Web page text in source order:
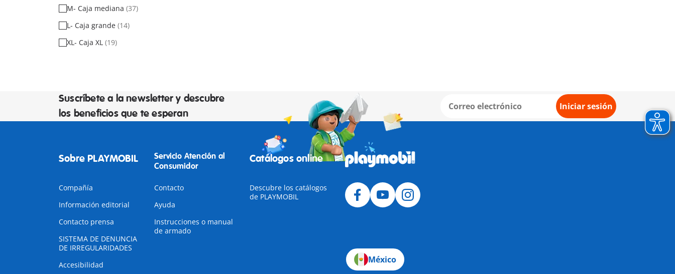
M- Caja mediana (37)
L- Caja grande (14)
XL- Caja XL (19)
Suscríbete a la newsletter y descubre
los beneficios que te esperan
Iniciar sesión
Sobre PLAYMOBIL
Compañía
Información editorial
Contacto prensa
SISTEMA DE DENUNCIA
DE IRREGULARIDADES
Accesibilidad
Servicio Atención al
Consumidor
Contacto
Ayuda
Instrucciones o manual
de armado
Catálogos online
Descubre los catálogos
de PLAYMOBIL
México